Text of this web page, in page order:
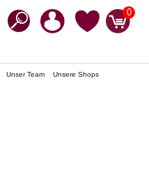
0
Unser Team Unsere Shops